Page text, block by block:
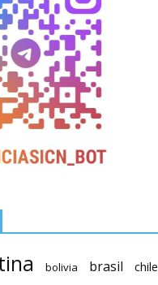
bolivia brasil chile